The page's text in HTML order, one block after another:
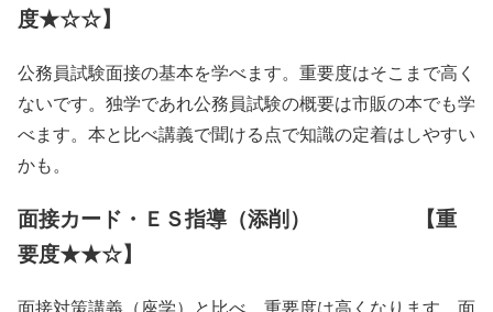
度★☆☆】
公務員試験面接の基本を学べます。重要度はそこまで高く
ないです。独学であれ公務員試験の概要は市販の本でも学
べます。本と比べ講義で聞ける点で知識の定着はしやすい
かも。
面接カード・ＥＳ指導（添削） 【重
要度★★☆】
面接対策講義（座学）と比べ、重要度は高くなります。面